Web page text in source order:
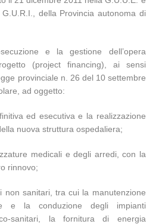
della Provincia autonoma di
e la gestione dell’opera
(project financing), ai sensi
provinciale n. 26 del 10 settembre
ad oggetto:
ed esecutiva e la realizzazione
nuova struttura ospedaliera;
medicali e degli arredi, con la
rinnovo;
non sanitari, tra cui la manutenzione
e la conduzione degli impianti
sanitari, la fornitura di energia